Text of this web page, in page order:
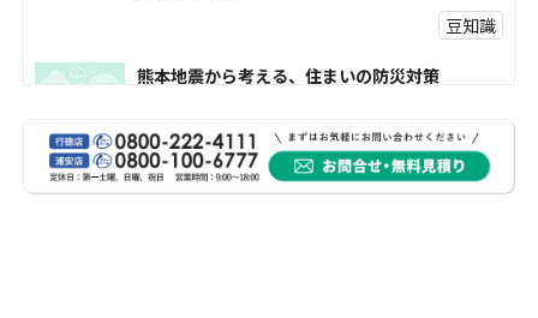
豆知識
熊本地震から考える、住まいの防災対策
受けられた皆様に、心よりお見舞い申し上げま
す。 今回の地震 …
社長コラム